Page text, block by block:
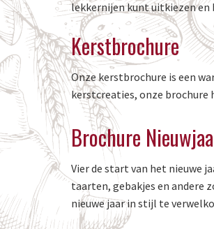
lekkernijen kunt uitkiezen en
Kerstbrochure
Onze kerstbrochure is een
kerstcreaties, onze brochure
Brochure
Vier de start van het nieuwe
taarten, gebakjes en andere
nieuwe jaar in stijl te